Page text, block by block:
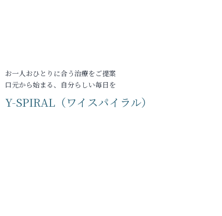
お一人おひとりに合う治療をご提案
口元から始まる、自分らしい毎日を
Y-SPIRAL（ワイスパイラル）